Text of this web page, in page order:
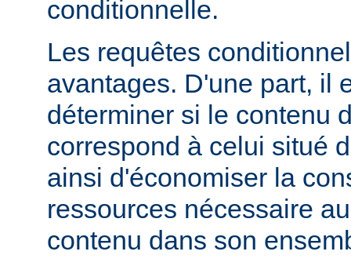
conditionnelle.
Les requêtes
avantages. D'une part, il
déterminer si le contenu
correspond à celui situé
ainsi d'économiser la
ressources nécessaire
contenu dans son